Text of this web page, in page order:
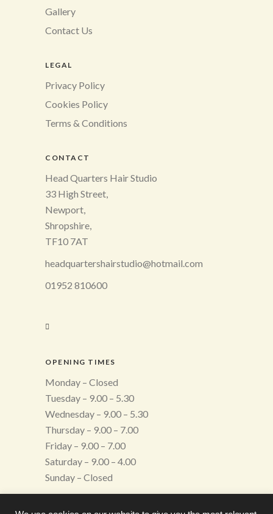
Gallery
Contact Us
LEGAL
Privacy Policy
Cookies Policy
Terms & Conditions
CONTACT
Head Quarters Hair Studio
33 High Street,
Newport,
Shropshire,
TF10 7AT
headquartershairstudio@hotmail.com
01952 810600
OPENING TIMES
Monday – Closed
Tuesday – 9.00 – 5.30
Wednesday – 9.00 – 5.30
Thursday – 9.00 – 7.00
Friday – 9.00 – 7.00
Saturday – 9.00 – 4.00
Sunday – Closed